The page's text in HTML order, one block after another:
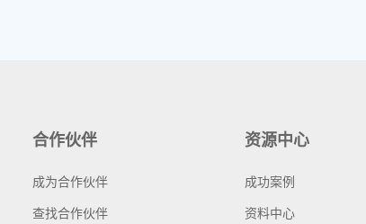
合作伙伴
成为合作伙伴
查找合作伙伴
资源中心
成功案例
资料中心